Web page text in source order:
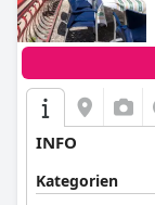
INFO
Kategorien